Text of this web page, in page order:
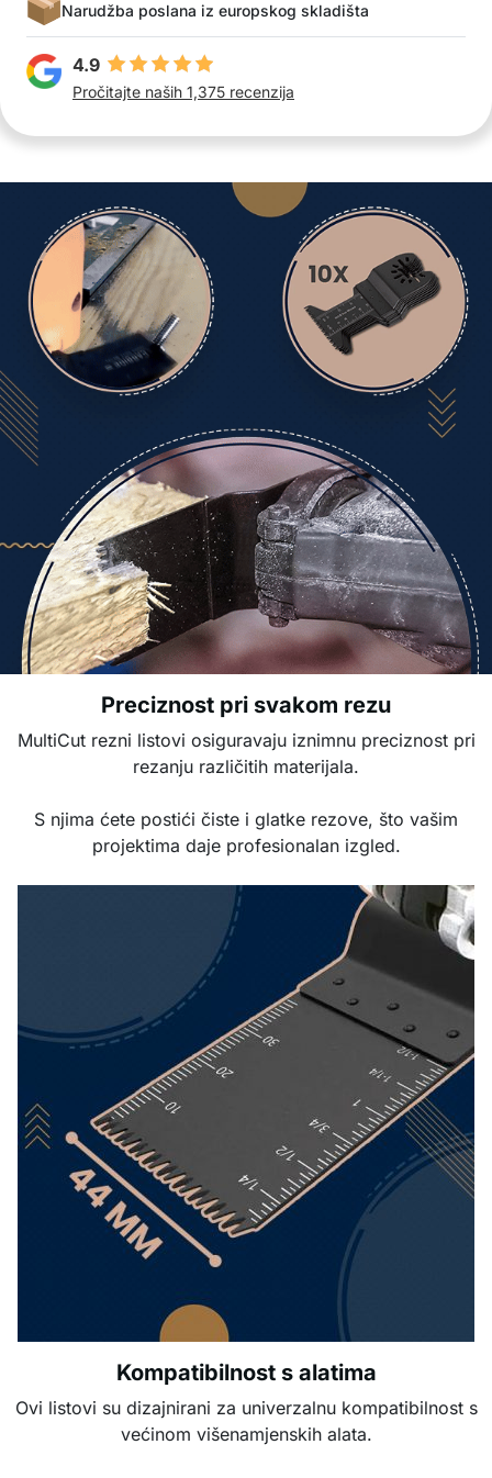
Narudžba poslana iz europskog skladišta
4.9
Pročitajte naših 1,375 recenzija
Preciznost pri svakom rezu
MultiCut rezni listovi osiguravaju iznimnu preciznost pri
rezanju različitih materijala.
S njima ćete postići čiste i glatke rezove, što vašim
projektima daje profesionalan izgled.
Kompatibilnost s alatima
Ovi listovi su dizajnirani za univerzalnu kompatibilnost s
većinom višenamjenskih alata.